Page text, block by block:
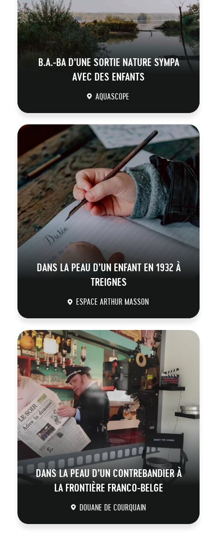
B.A.-BA D’UNE SORTIE NATURE SYMPA
AVEC DES ENFANTS
AQUASCOPE
DANS LA PEAU D’UN ENFANT EN 1932 À
TREIGNES
ESPACE ARTHUR MASSON
DANS LA PEAU D’UN CONTREBANDIER À
LA FRONTIÈRE FRANCO-BELGE
DOUANE DE COURQUAIN